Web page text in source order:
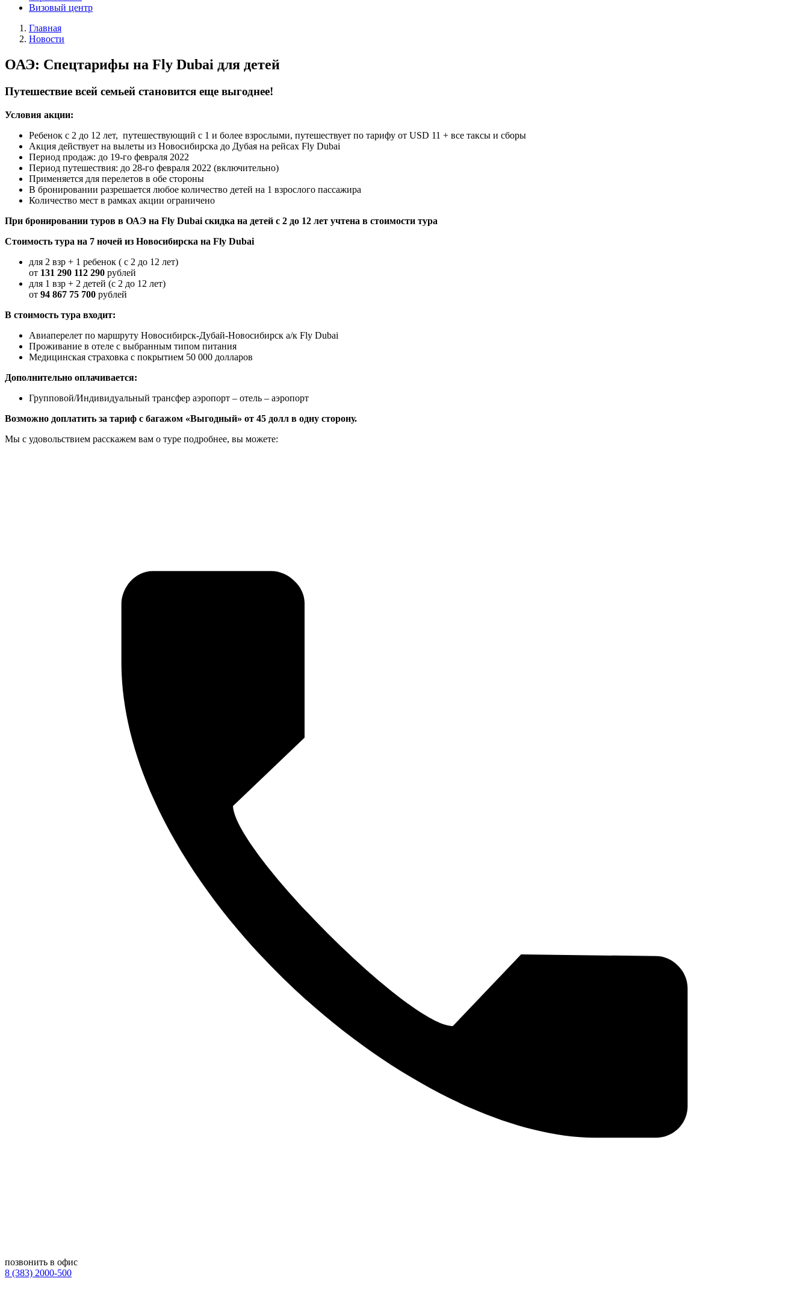
Визовый центр
Главная
Новости
ОАЭ: Спецтарифы на Fly Dubai для детей
Путешествие всей семьей становится еще выгоднее!
Условия акции:
Ребенок с 2 до 12 лет, путешествующий с 1 и более взрослыми, путешествует по тарифу от USD 11 + все таксы и сборы
Акция действует на вылеты из Новосибирска до Дубая на рейсах Fly Dubai
Период продаж: до 19-го февраля 2022
Период путешествия: до 28-го февраля 2022 (включительно)
Применяется для перелетов в обе стороны
В бронировании разрешается любое количество детей на 1 взрослого пассажира
Количество мест в рамках акции ограничено
При бронировании туров в ОАЭ на Fly Dubai скидка на детей с 2 до 12 лет учтена в стоимости тура
Стоимость тура на 7 ночей из Новосибирска на Fly Dubai
для 2 взр + 1 ребенок ( с 2 до 12 лет)
от 131 290 112 290 рублей
для 1 взр + 2 детей (с 2 до 12 лет)
от 94 867 75 700 рублей
В стоимость тура входит:
Авиаперелет по маршруту Новосибирск-Дубай-Новосибирск а/к Fly Dubai
Проживание в отеле с выбранным типом питания
Медицинская страховка с покрытием 50 000 долларов
Дополнительно оплачивается:
Групповой/Индивидуальный трансфер аэропорт – отель – аэропорт
Возможно доплатить за тариф с багажом «Выгодный» от 45 долл в одну сторону.
Мы с удовольствием расскажем вам о туре подробнее, вы можете:
позвонить в офис
8 (383) 2000-500